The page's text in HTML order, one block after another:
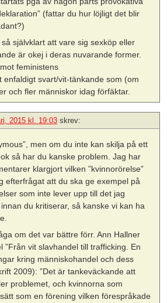
(fattar du hur löjligt det blir
självklart att vare sig sexköp eller
är okej i deras nuvarande former.
feministens
enfaldigt svart/vit-tänkande som (om
och fler människor idag förfäktar.
2015 kl. 19:03 skrev:
men om du inte kan skilja på ett
så har du kanske problem. Jag har
klargjort vilken ”kvinnorörelse”
efterfrågat att du ska ge exempel på
som inte lever upp till det jag
du kritiserar, så kanske vi kan ha
om det var bättre förr. Ann Hallner
”Från vit slavhandel till trafficking. En
kring människohandel och dess
2009): ”Det är tankeväckande att
problemet, och kvinnorna som
som en förening vilken förespråkade